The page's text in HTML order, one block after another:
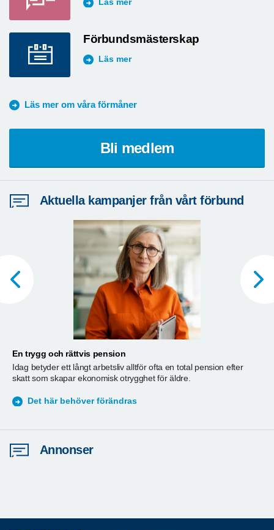
Läs mer
Förbundsmästerskap
Läs mer
Läs mer om våra förmåner
Bli medlem
Aktuella kampanjer från vårt förbund
En trygg och rättvis pension
Idag betyder ett långt arbetsliv alltför ofta en total pension efter
skatt som skapar ekonomisk otrygghet för äldre.
Det här behöver förändras
Annonser